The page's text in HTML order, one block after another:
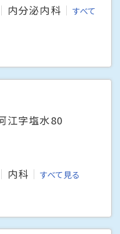
内分泌内科
すべて
江字塩水80
内科 すべて見る